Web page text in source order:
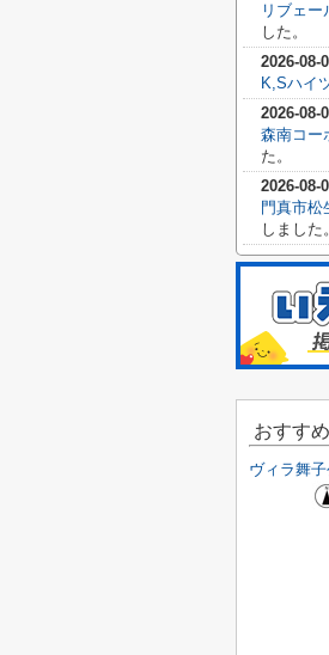
リブェー
した。
2026-08-
K,Sハイ
2026-08-
森南コー
た。
2026-08-
門真市松
しました。
おすす
ヴィラ舞子